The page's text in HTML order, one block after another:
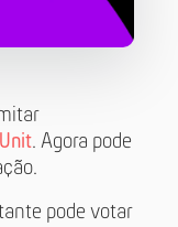
. Agora pode
pode votar